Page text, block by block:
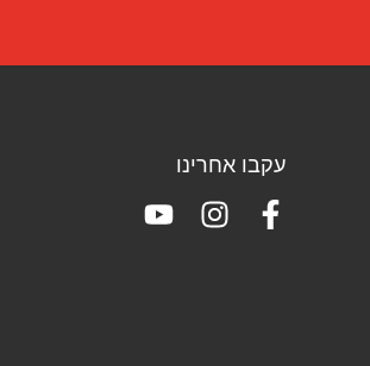
עקבו אחרינו